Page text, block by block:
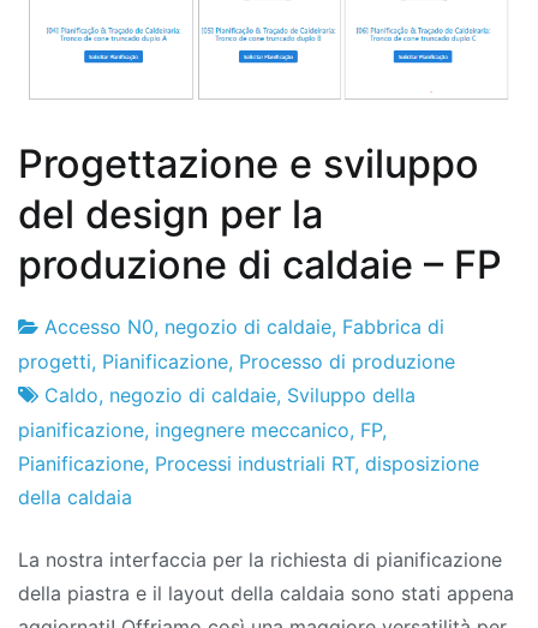
Progettazione e sviluppo
del design per la
produzione di caldaie – FP
Fabbrica
di
progetti
11
il
luglio
il
2018
Accesso N0, negozio di caldaie, Fabbrica di
progetti, Pianificazione, Processo di produzione
Caldo, negozio di caldaie, Sviluppo della
pianificazione, ingegnere meccanico, FP,
Pianificazione, Processi industriali RT, disposizione
della caldaia
La nostra interfaccia per la richiesta di pianificazione
della piastra e il layout della caldaia sono stati appena